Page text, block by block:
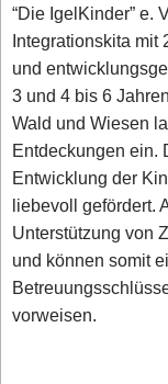
“Die IgelKinder” e.
Integrationskita mit
und
3 und 4 bis 6
Wald und Wiesen
Entdeckungen ein.
Entwicklung der
liebevoll gefördert.
Unterstützung von
und können somit
vorweisen.